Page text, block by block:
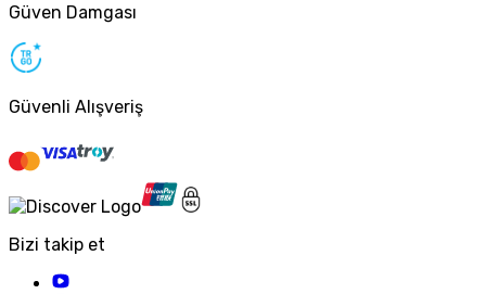
Güven Damgası
Güvenli Alışveriş
Bizi takip et